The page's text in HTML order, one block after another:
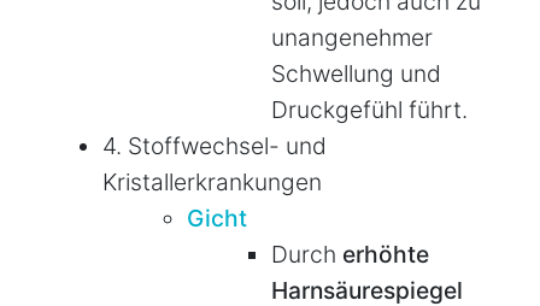
unangenehmer
Schwellung und
Druckgefühl führt.
4. Stoffwechsel- und
Kristallerkrankungen
Gicht
Durch erhöhte
Harnsäurespiegel